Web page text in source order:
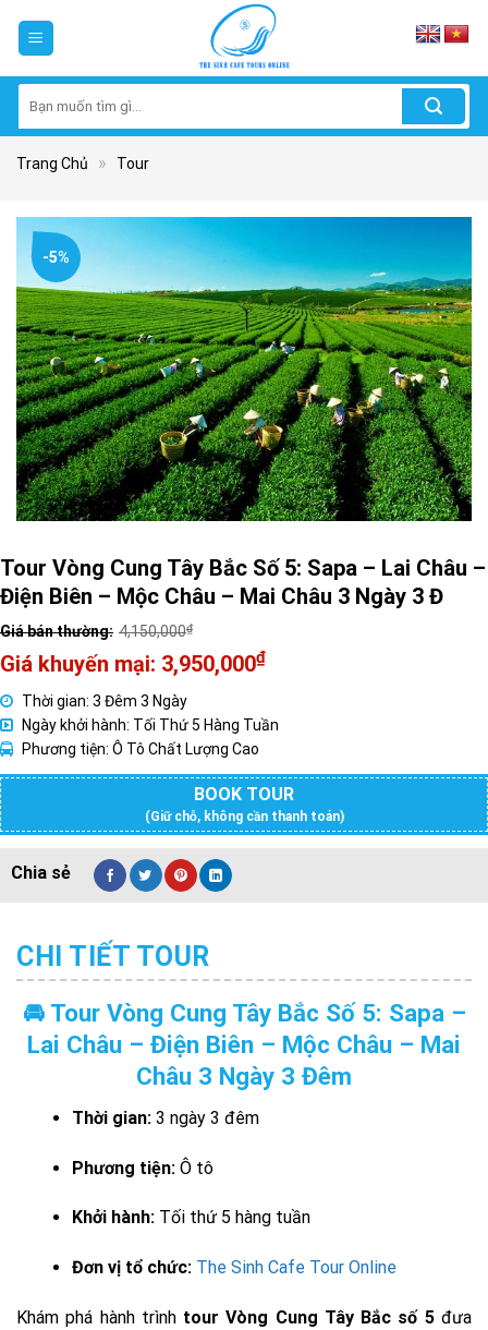
kiếm:
Trang Chủ » Tour
-5%
Tour Vòng Cung Tây Bắc Số 5: Sapa – Lai Châu –
Điện Biên – Mộc Châu – Mai Châu 3 Ngày 3 Đ
4,150,000₫
Giá
gốc
là:
4,150,000₫.
3,950,000₫
Giá
hiện
tại
là:
3,950,000₫.
Thời gian: 3 Đêm 3 Ngày
Ngày khởi hành: Tối Thứ 5 Hàng Tuần
Phương tiện: Ô Tô Chất Lượng Cao
BOOK TOUR
(Giữ chỗ, không cần thanh toán)
CHI TIẾT TOUR
🚘 Tour Vòng Cung Tây Bắc Số 5: Sapa –
Lai Châu – Điện Biên – Mộc Châu – Mai
Châu 3 Ngày 3 Đêm
Thời gian:3 ngày 3 đêm
Phương tiện:Ô tô
Khởi hành:Tối thứ 5 hàng tuần
Đơn vị tổ chức: The Sinh Cafe Tour Online
Khám phá hành trình tour Vòng Cung Tây Bắc số 5đưa